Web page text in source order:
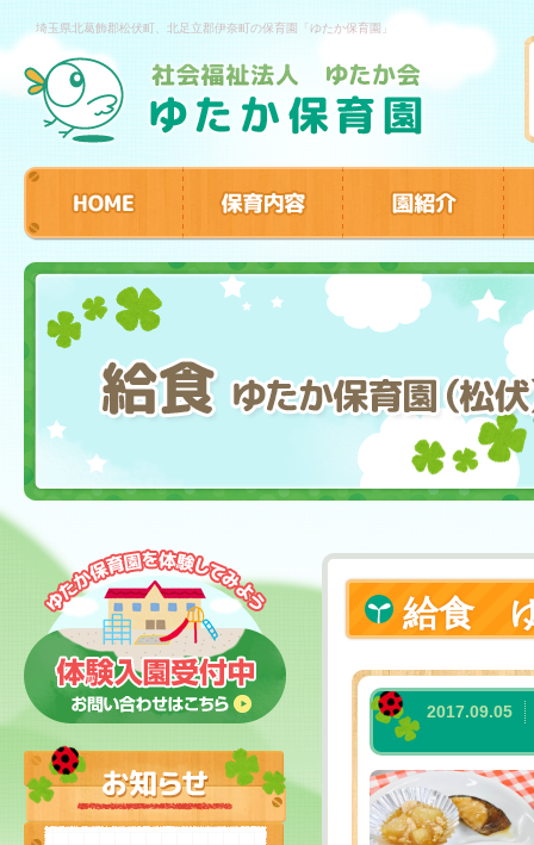
埼玉県北葛飾郡松伏町、北足立郡伊奈町の保育園「ゆたか保育園」
給食
2017.09.05